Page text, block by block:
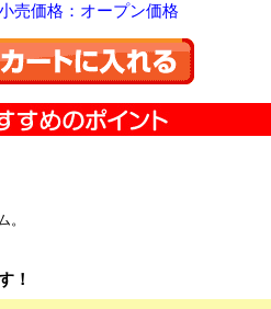
売価格：オープン価格
。
！